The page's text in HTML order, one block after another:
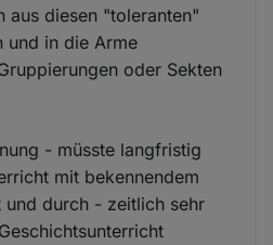
aus diesen "toleranten"
und in die Arme
oder Sekten
- müsste langfristig
mit bekennendem
und durch - zeitlich sehr